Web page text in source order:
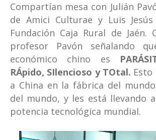
Compartían mesa con Julián
de Amici Culturae y Luis
Fundación Caja Rural de Jaén.
profesor Pavón señalando
económico chino es
RÁpido, SIlencioso y TOtal.
a China en la fábrica del
del mundo, y les está llevando
potencia tecnológica mundial.